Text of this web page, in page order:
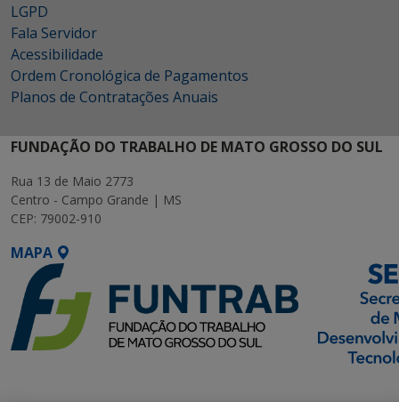
LGPD
Fala Servidor
Acessibilidade
Ordem Cronológica de Pagamentos
Planos de Contratações Anuais
FUNDAÇÃO DO TRABALHO DE MATO GROSSO DO SUL
Rua 13 de Maio 2773
Centro - Campo Grande | MS
CEP: 79002-910
MAPA